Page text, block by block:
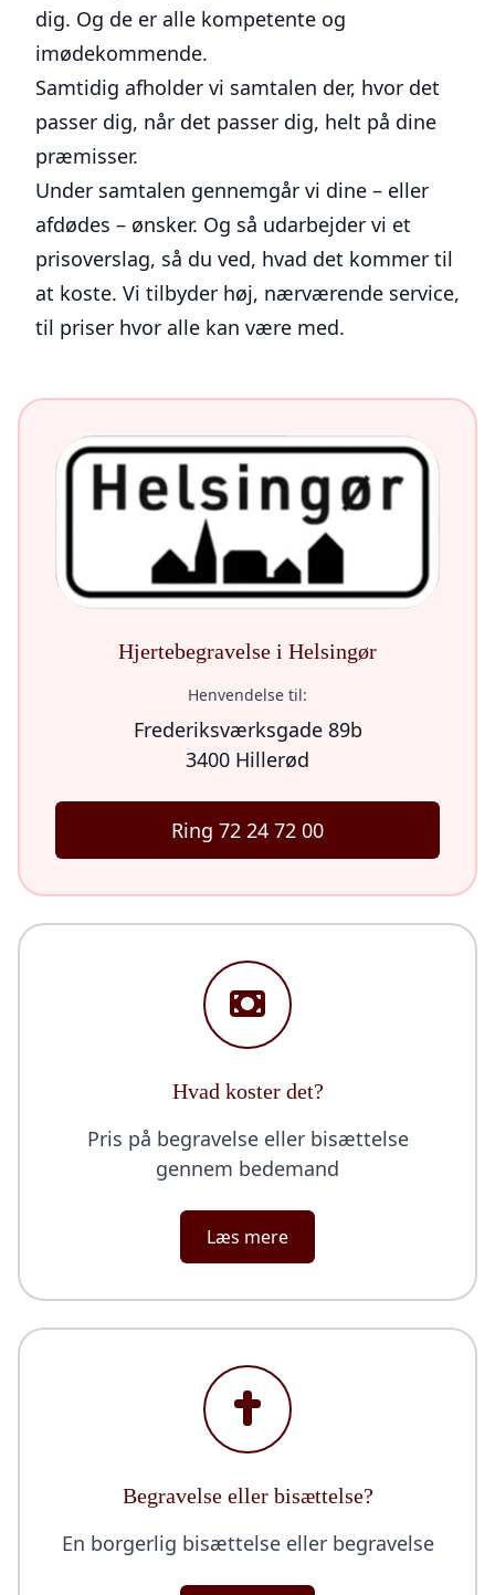
dig. Og de er alle kompetente og
imødekommende.
Samtidig afholder vi samtalen der, hvor det
passer dig, når det passer dig, helt på dine
præmisser.
Under samtalen gennemgår vi dine – eller
afdødes – ønsker. Og så udarbejder vi et
prisoverslag, så du ved, hvad det kommer til
at koste. Vi tilbyder høj, nærværende service,
til priser hvor alle kan være med.
Hjertebegravelse i Helsingør
Henvendelse til:
Frederiksværksgade 89b
3400 Hillerød
Ring 72 24 72 00
Hvad koster det?
Pris på begravelse eller bisættelse
gennem bedemand
Læs mere
Begravelse eller bisættelse?
En borgerlig bisættelse eller begravelse